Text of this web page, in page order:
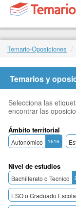
Temario-Oposiciones
Temarios y
Selecciona las
encontrar las
Ámbito territorial
Autonómico 1616
Nivel de estudios
Bachillerato o Tecnico
ESO o Graduado